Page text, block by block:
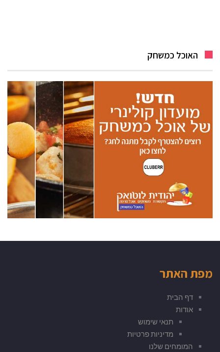
האוכל כמשחק
מפת האתר
דף הבית
אודות
תנאי שימוש
מדיניות פרטיות
המומחים שלנו